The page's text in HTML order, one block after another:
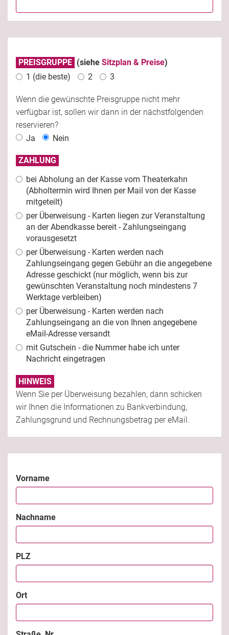
PREISGRUPPE (siehe Sitzplan & Preise)
1 (die beste)
2 3
Wenn die gewünschte Preisgruppe nicht mehr
verfügbar ist, sollen wir dann in der nächstfolgenden
reservieren?
Ja
Nein
ZAHLUNG
bei Abholung an der Kasse vom Theaterkahn
(Abholtermin wird Ihnen per Mail von der Kasse
mitgeteilt)
per Überweisung - Karten liegen zur Veranstaltung
an der Abendkasse bereit - Zahlungseingang
vorausgesetzt
per Überweisung - Karten werden nach
Zahlungseingang gegen Gebühr an die angegebene
Adresse geschickt (nur möglich, wenn bis zur
gewünschten Veranstaltung noch mindestens 7
Werktage verbleiben)
per Überweisung - Karten werden nach
Zahlungseingang an die von Ihnen angegebene
eMail-Adresse versandt
mit Gutschein - die Nummer habe ich unter
Nachricht eingetragen
HINWEIS
Wenn Sie per Überweisung bezahlen, dann schicken
wir Ihnen die Informationen zu Bankverbindung,
Zahlungsgrund und Rechnungsbetrag per eMail.
Vorname
Nachname
PLZ
Ort